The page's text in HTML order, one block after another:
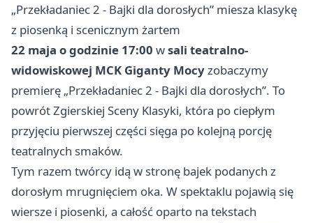
„Przekładaniec 2 - Bajki dla dorosłych” miesza klasykę
z piosenką i scenicznym żartem
22 maja o godzinie 17:00 wsali teatralno-
widowiskowej MCK Giganty Mocyzobaczymy
premierę „Przekładaniec 2 - Bajki dla dorosłych”. To
powrót Zgierskiej Sceny Klasyki, która po ciepłym
przyjęciu pierwszej części sięga po kolejną porcję
teatralnych smaków.
Tym razem twórcy idą w stronę bajek podanych z
dorosłym mrugnięciem oka. W spektaklu pojawią się
wiersze i piosenki, a całość oparto na tekstach